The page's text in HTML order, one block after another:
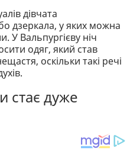
дівчата
дзеркала, у яких можна
У Вальпургієву ніч
одяг, який став
оскільки такі речі
стає дуже